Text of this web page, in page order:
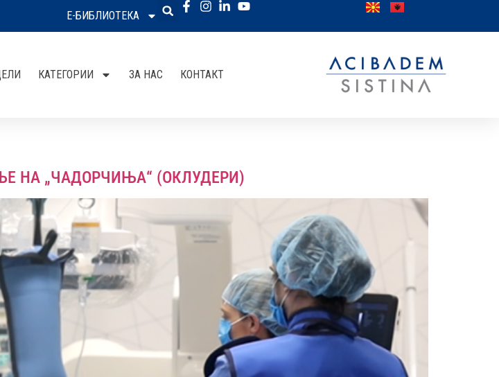
Е-БИБЛИОТЕКА
КАТЕГОРИИ ЗА НАС КОНТАКТ
НА „ЧАДОРЧИЊА“ (ОКЛУДЕРИ)